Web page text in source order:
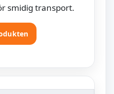
smidig transport.